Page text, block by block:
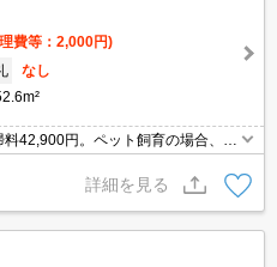
費等：2,000円)
なし
42,900円。ペット飼育の場合、礼
1匹迄飼育可。
詳細を見る